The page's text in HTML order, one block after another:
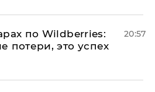
по Wildberries:
потери, это успех
20:57